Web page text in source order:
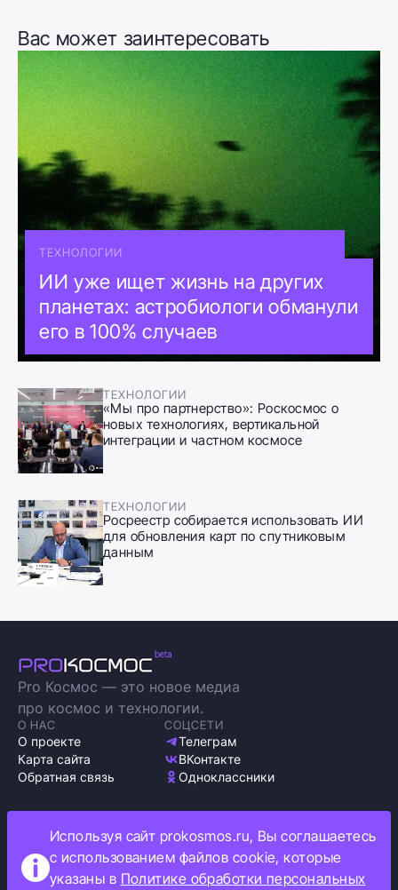
Вас может заинтересовать
ТЕХНОЛОГИИ
ИИ уже ищет жизнь на других
планетах: астробиологи обманули
его в 100% случаев
ТЕХНОЛОГИИ
«Мы про партнерство»: Роскосмос о
новых технологиях, вертикальной
интеграции и частном космосе
ТЕХНОЛОГИИ
Росреестр собирается использовать ИИ
для обновления карт по спутниковым
данным
Pro Космос — это новое медиа
про космос и технологии.
О НАС
О проекте
Карта сайта
Обратная связь
СОЦСЕТИ
Телеграм
ВКонтакте
Одноклассники
Политика обработки персональных данных
Как мы используем cookie
Используя сайт prokosmos.ru, Вы соглашаетесь
с использованием файлов cookie, которые
указаны в Политике обработки персональных